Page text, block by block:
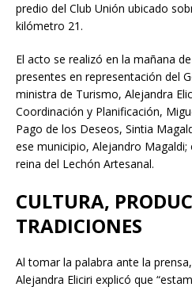
predio del Club Unión ubicado
kilómetro 21.
El acto se realizó en la mañana
presentes en representación del
ministra de Turismo, Alejandra
Coordinación y Planificación,
Pago de los Deseos, Sintia
ese municipio, Alejandro
reina del Lechón Artesanal.
CULTURA,
TRADICIONES
Al tomar la palabra ante la
Alejandra Eliciri explicó que